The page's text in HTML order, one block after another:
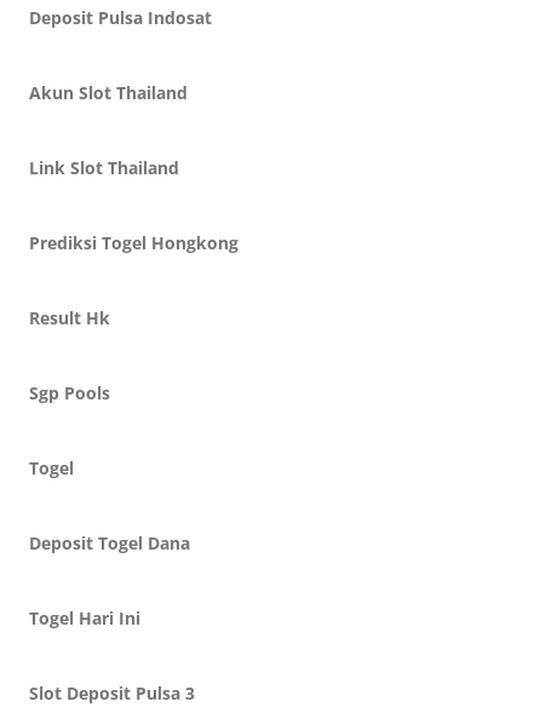
Deposit Pulsa Indosat
Akun Slot Thailand
Link Slot Thailand
Prediksi Togel Hongkong
Result Hk
Sgp Pools
Togel
Deposit Togel Dana
Togel Hari Ini
Slot Deposit Pulsa 3